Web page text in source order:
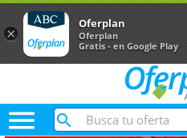

×
Oferplan
Oferplan
Gratis - en Google Play